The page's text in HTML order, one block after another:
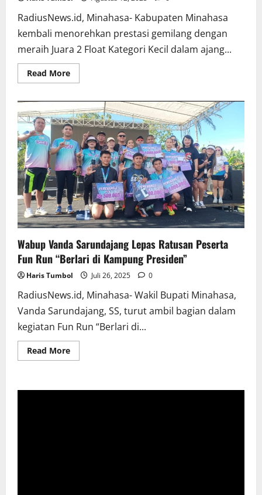
RadiusNews.id, Minahasa- Kabupaten Minahasa
kembali menorehkan prestasi gemilang dengan
meraih Juara 2 Float Kategori Kecil dalam ajang...
Read MoreRead
more
Kabupaten
Minahasa
Sabet
Juara
2
TIFF
2025,
Burung
Manguni
Tampil
Gagah
Sebagai
Icon
Utama
Wabup Vanda Sarundajang Lepas Ratusan Peserta
Fun Run “Berlari di Kampung Presiden”
Haris Tumbol Juli 26, 2025 0
RadiusNews.id, Minahasa- Wakil Bupati Minahasa,
Vanda Sarundajang, SS, turut ambil bagian dalam
kegiatan Fun Run “Berlari di...
Read MoreRead
more
Sarundajang